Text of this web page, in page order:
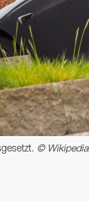
© Wikipedia